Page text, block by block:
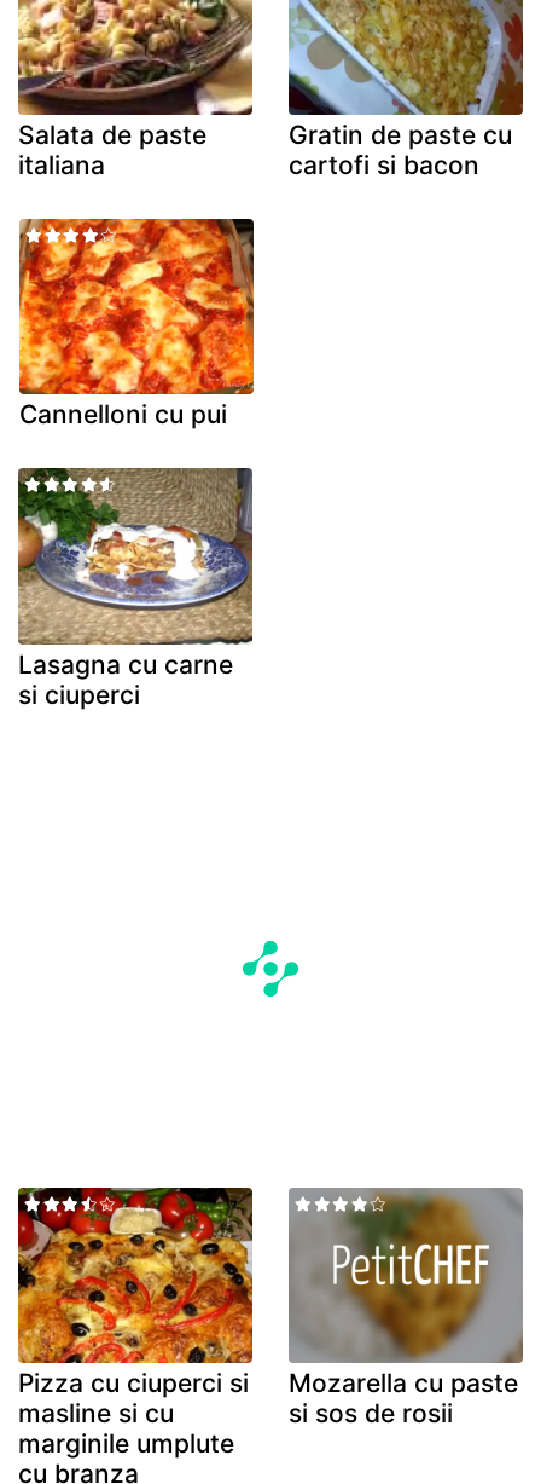
Salata de paste
italiana
Gratin de paste cu
cartofi si bacon
Cannelloni cu pui
Lasagna cu carne
si ciuperci
Pizza cu ciuperci si
masline si cu
marginile umplute
cu branza
Mozarella cu paste
si sos de rosii